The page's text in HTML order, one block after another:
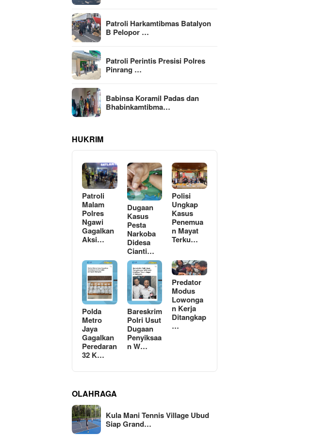
Patroli Harkamtibmas Batalyon
B Pelopor …
Patroli Perintis Presisi Polres
Pinrang …
Babinsa Koramil Padas dan
Bhabinkamtibma…
HUKRIM
Patroli
Malam
Polres
Ngawi
Gagalkan
Aksi…
Dugaan
Kasus
Pesta
Narkoba
Didesa
Cianti…
Polisi
Ungkap
Kasus
Penemua
n Mayat
Terku…
Polda
Metro
Jaya
Gagalkan
Peredaran
32 K…
Bareskrim
Polri Usut
Dugaan
Penyiksaa
n W…
Predator
Modus
Lowonga
n Kerja
Ditangkap
…
OLAHRAGA
Kula Mani Tennis Village Ubud
Siap Grand…